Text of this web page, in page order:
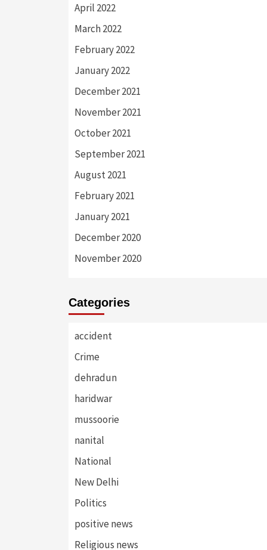
April 2022
March 2022
February 2022
January 2022
December 2021
November 2021
October 2021
September 2021
August 2021
February 2021
January 2021
December 2020
November 2020
Categories
accident
Crime
dehradun
haridwar
mussoorie
nanital
National
New Delhi
Politics
positive news
Religious news